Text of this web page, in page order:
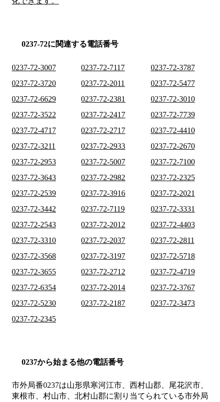
0237-72に関連する電話番号
0237-72-3007 0237-72-7117
0237-72-3787
0237-72-3720
0237-72-2011
0237-72-5477
0237-72-6629
0237-72-2381
0237-72-3010
0237-72-3522
0237-72-2417
0237-72-7739
0237-72-4717
0237-72-2717
0237-72-4410
0237-72-3211
0237-72-2933
0237-72-2670
0237-72-2953
0237-72-5007
0237-72-7100
0237-72-3643
0237-72-2982
0237-72-2325
0237-72-2539
0237-72-3916
0237-72-2021
0237-72-3442
0237-72-7119
0237-72-3331
0237-72-2543
0237-72-2012
0237-72-4403
0237-72-3310
0237-72-2037
0237-72-2811
0237-72-3568
0237-72-3197
0237-72-5718
0237-72-3655
0237-72-2712
0237-72-4719
0237-72-6354
0237-72-2014
0237-72-3767
0237-72-5230
0237-72-2187
0237-72-3473
0237-72-2345
0237から始まる他の電話番号
市外局番0237は山形県寒河江市、西村山郡、尾花沢市、
東根市、村山市、北村山郡に割り当てられている市外局